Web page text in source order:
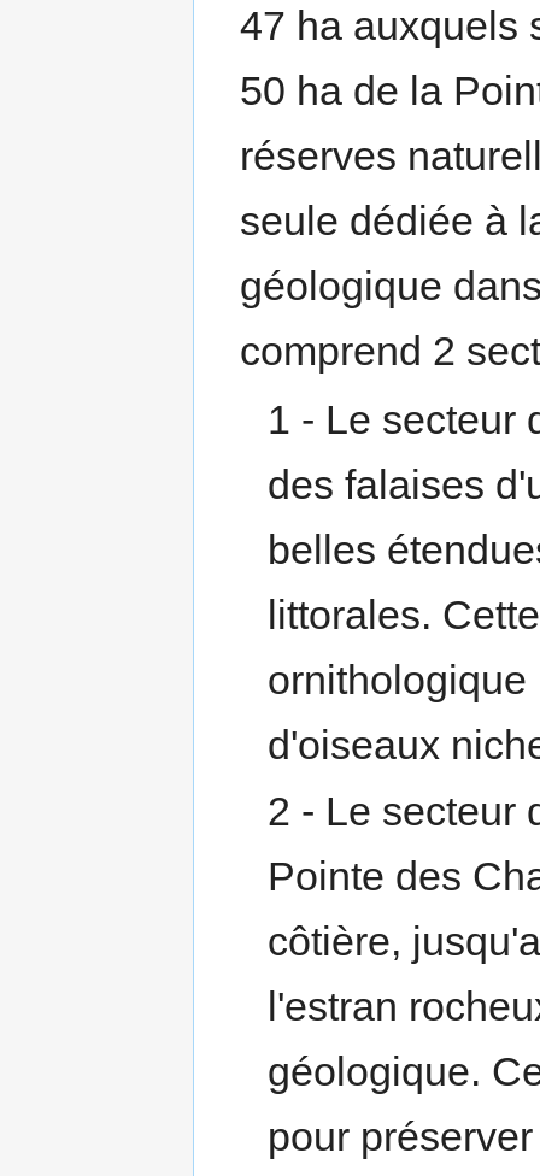
47 ha auxquels
50 ha de la
réserves
seule dédiée à
géologique
comprend 2
1 - Le secteur
des falaises
belles
littorales.
d'oiseaux
2 - Le secteur
Pointe des
côtière,
l'estran
géologique.
pour